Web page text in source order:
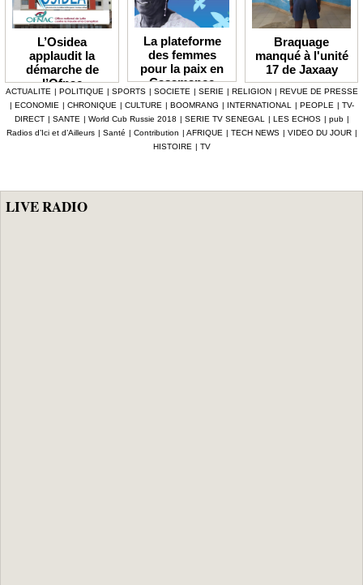
L’Osidea
applaudit la
démarche de
l’Ofnac
La plateforme
des femmes
pour la paix en
Casamance
lauréate du Prix
Icip 2026
Braquage
manqué à l'unité
17 de Jaxaay
ACTUALITE | POLITIQUE | SPORTS | SOCIETE | SERIE | RELIGION | REVUE DE PRESSE
| ECONOMIE | CHRONIQUE | CULTURE | BOOMRANG | INTERNATIONAL | PEOPLE | TV-
DIRECT | SANTE | World Cub Russie 2018 | SERIE TV SENEGAL | LES ECHOS | pub |
Radios d’Ici et d’Ailleurs | Santé | Contribution | AFRIQUE | TECH NEWS | VIDEO DU JOUR |
HISTOIRE | TV
LIVE RADIO